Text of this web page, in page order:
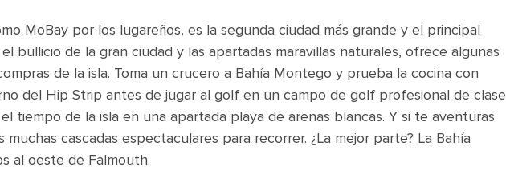
MoBay por los lugareños, es la segunda ciudad más grande y el principal
bullicio de la gran ciudad y las apartadas maravillas naturales, ofrece algunas
de la isla. Toma un crucero a Bahía Montego y prueba la cocina con
del Hip Strip antes de jugar al golf en un campo de golf profesional de clase
tiempo de la isla en una apartada playa de arenas blancas. Y si te aventuras
cascadas espectaculares para recorrer. ¿La mejor parte? La Bahía
al oeste de Falmouth.